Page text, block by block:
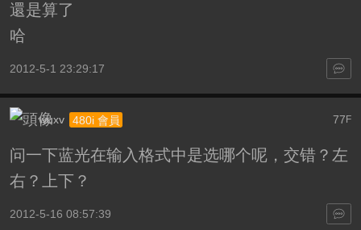
還是算了
哈
2012-5-1 23:29:17
77 F
wuxv 480i 會員
问一下蓝光在输入格式中是选哪个呢，交错？左
右？上下？
2012-5-16 08:57:39